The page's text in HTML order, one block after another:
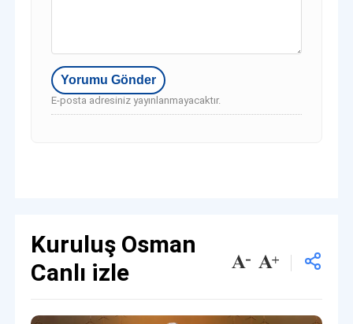
E-posta adresiniz yayınlanmayacaktır.
Kuruluş Osman
Canlı izle